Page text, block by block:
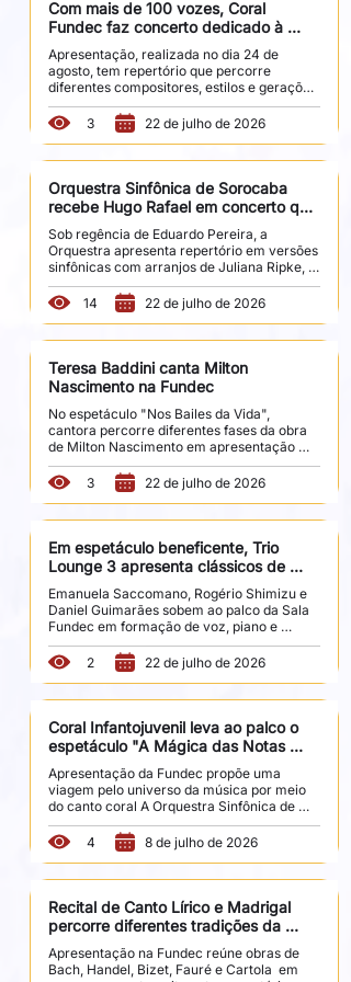
estilos e estéticas que marcaram a
produção orquestral ao longo dos séculos.
Entre as obras apresentadas estão "Dança
das Horas", de Amilcare Ponchielli,
"Finlândia", de Jean...
Com mais de 100 vozes, Coral
Fundec faz concerto dedicado à
música brasileira
Apresentação, realizada no dia 24 de
agosto, tem repertório que percorre
diferentes compositores, estilos e gerações
No dia 24 de agosto, a Sala Fundec recebe
"Uma Noite de Músicas Brasileiras",
concerto que reúne integrantes do Coral
cem vozes em palco, a apresentação
convida o público a percorrer diferentes
sonoridades, autores e épocas da música
brasileira. Sob direção musical do maestro
Daniel Guimarães, a...
3 22 de julho de 2026
Orquestra Sinfônica de Sorocaba
recebe Hugo Rafael em concerto que
celebra os 372 anos da cidade
Sob regência de Eduardo Pereira, a
Orquestra apresenta repertório em versões
sinfônicas com arranjos de Juliana Ripke,
em concerto realizado pela Fundec e pelo
Sesc Sorocaba. Em comemoração aos 372
anos de Sorocaba, a Orquestra Sinfônica de
regência e direção artística do maestro
Eduardo Pereira. As apresentações
acontecem no dia 14 de agosto, às 20h, na
Sala Fundec, e no dia 16 de agosto, às 17h,
no Sesc...
14 22 de julho de 2026
Teresa Baddini canta Milton
Nascimento na Fundec
No espetáculo "Nos Bailes da Vida",
cantora percorre diferentes fases da obra
de Milton Nascimento em apresentação
que reúne música, memória e contexto
histórico A obra de Milton Nascimento
ganha novas leituras no espetáculo "Nos
às 20h, na Sala Fundec. Acompanhada por
sua banda, a cantora conduz o público por
diferentes momentos da trajetória de um
dos principais nomes da música brasileira,
em um concerto que...
3 22 de julho de 2026
Em espetáculo beneficente, Trio
Lounge 3 apresenta clássicos de
jazz, MPB e pop
Emanuela Saccomano, Rogério Shimizu e
Daniel Guimarães sobem ao palco da Sala
Fundec em formação de voz, piano e
percussão É no encontro entre jazz, MPB e
pop que o Lounge 3 constrói seu repertório.
O trio propõe novas leituras de canções que
espetáculo será apresentado no dia 21 de
agosto, às 20h, na Sala Fundec. Formado
pela cantora Emanuela Saccomano, pelo
percussionista Rogério Shimizu e pelo
pianista Daniel...
2 22 de julho de 2026
Coral Infantojuvenil leva ao palco o
espetáculo "A Mágica das Notas
Musicais"
Apresentação da Fundec propõe uma
viagem pelo universo da música por meio
do canto coral A Orquestra Sinfônica de
Sorocaba (OSS) participa da programação
do Festival de Inverno de Campos do
Jordão com um concerto dedicado à obra
soprano Manuela Korossy e do tenor Vitório
Scarpi, a apresentação acontece no dia 5
de julho, às 14h, no Museu Carde.  Com 55
integrantes entre 9 e 14 anos, o Coral
Infantojuvenil da Fundec...
4 8 de julho de 2026
Recital de Canto Lírico e Madrigal
percorre diferentes tradições da
música vocal
Apresentação na Fundec reúne obras de
Bach, Handel, Bizet, Fauré e Cartola  em